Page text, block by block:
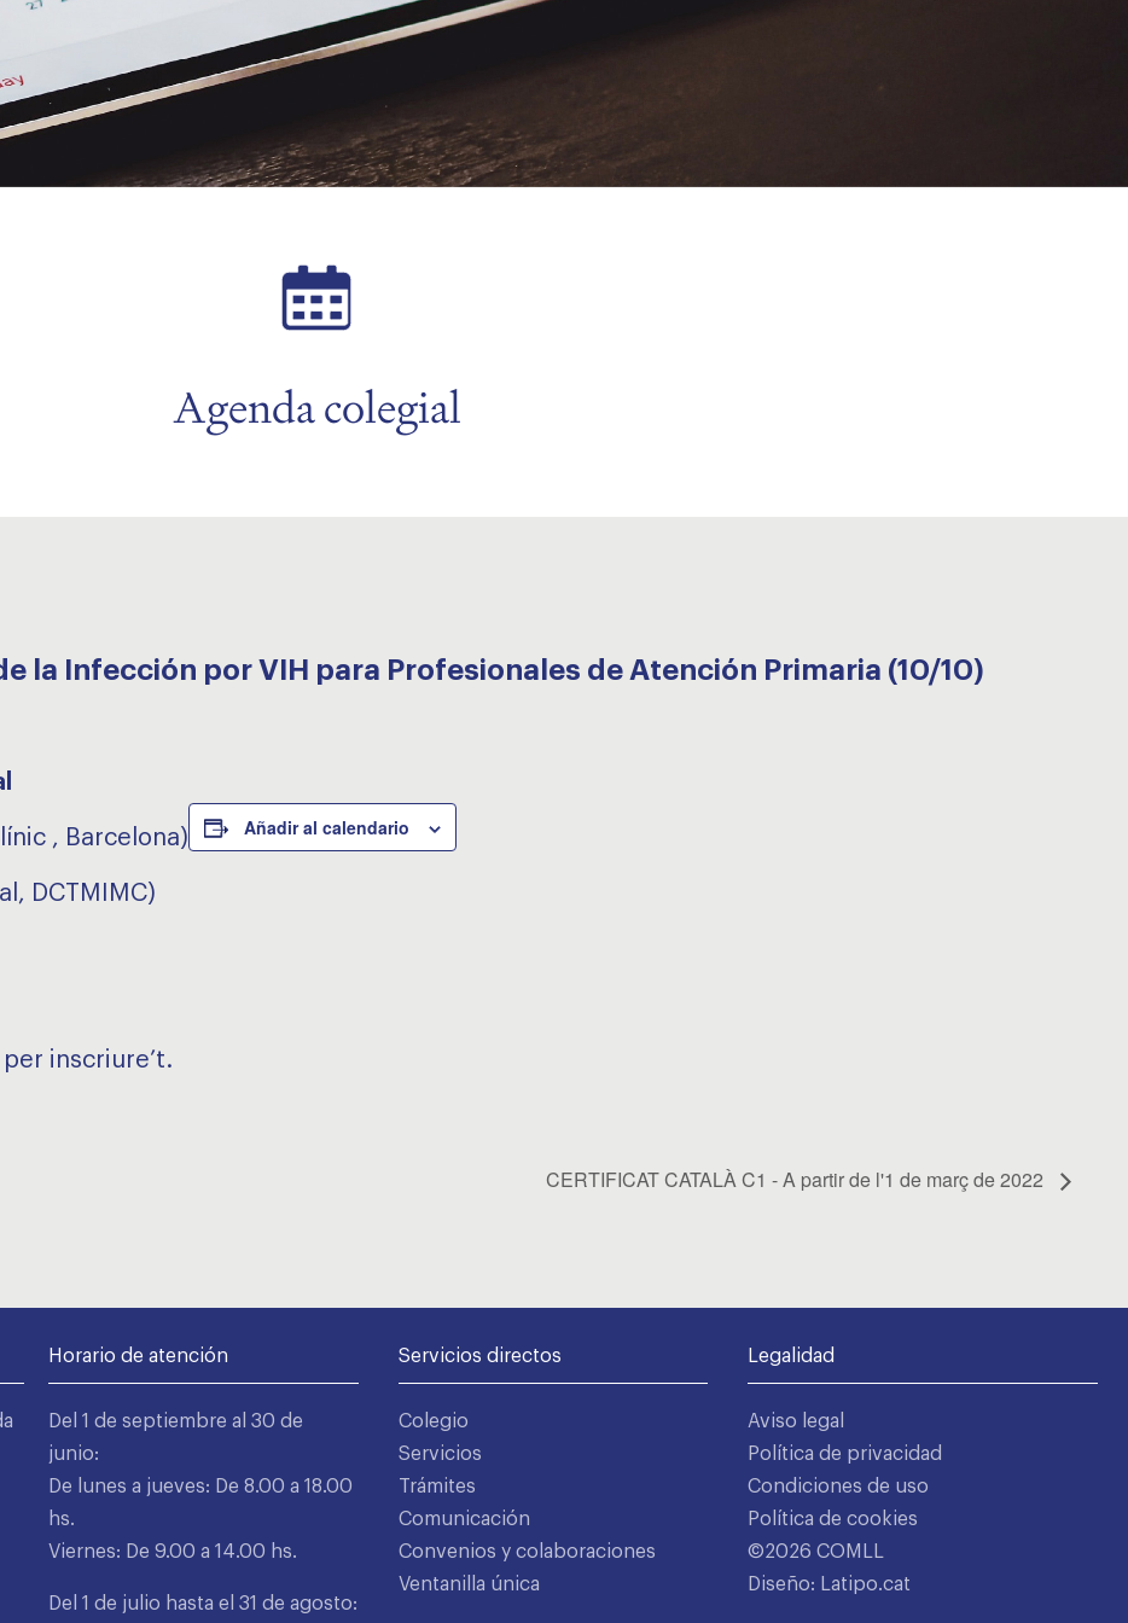
Agenda colegial
la Infección por VIH para Profesionales de Atención Primaria (10/10)
, Barcelona)
DCTMIMC)
inscriure’t.
Añadir al calendario
CERTIFICAT CATALÀ C1 - A partir de l'1 de març de 2022
Horario de atención
Del 1 de septiembre al 30 de
junio:
De lunes a jueves: De 8.00 a 18.00
hs.
Viernes: De 9.00 a 14.00 hs.
Del 1 de julio hasta el 31 de agosto:
Servicios directos
Colegio
Servicios
Trámites
Comunicación
Convenios y colaboraciones
Ventanilla única
Legalidad
Aviso legal
Política de privacidad
Condiciones de uso
Política de cookies
©2026 COMLL
Diseño: Latipo.cat